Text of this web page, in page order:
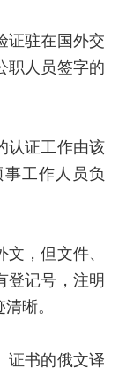
驻在国外交
职人员签字的
证工作由该
工作人员负
，但文件、
登记号，注明
晰。
书的俄文译